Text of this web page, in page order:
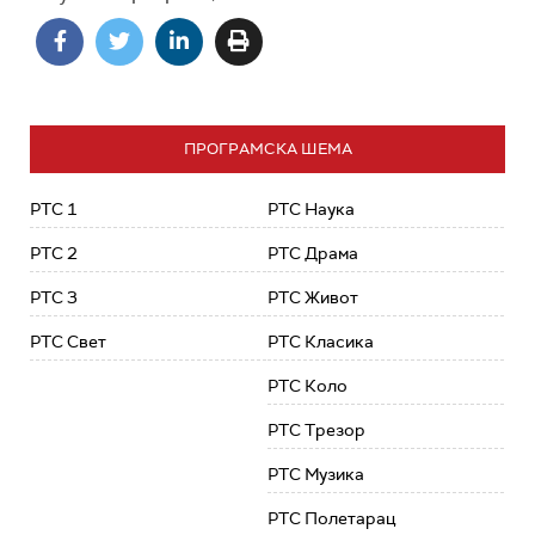
ПРОГРАМСКА ШЕМА
РТС 1
РТС 2
РТС 3
РТС Свет
РТС Наука
РТС Драма
РТС Живот
РТС Класика
РТС Коло
РТС Трезор
РТС Музика
РТС Полетарац